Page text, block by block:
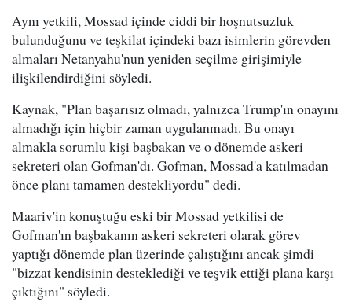
Aynı yetkili, Mossad içinde ciddi bir hoşnutsuzluk
bulunduğunu ve teşkilat içindeki bazı isimlerin görevden
almaları Netanyahu'nun yeniden seçilme girişimiyle
ilişkilendirdiğini söyledi.
Kaynak, "Plan başarısız olmadı, yalnızca Trump'ın onayını
almadığı için hiçbir zaman uygulanmadı. Bu onayı
almakla sorumlu kişi başbakan ve o dönemde askeri
sekreteri olan Gofman'dı. Gofman, Mossad'a katılmadan
önce planı tamamen destekliyordu" dedi.
Maariv'in konuştuğu eski bir Mossad yetkilisi de
Gofman'ın başbakanın askeri sekreteri olarak görev
yaptığı dönemde plan üzerinde çalıştığını ancak şimdi
"bizzat kendisinin desteklediği ve teşvik ettiği plana karşı
çıktığını" söyledi.